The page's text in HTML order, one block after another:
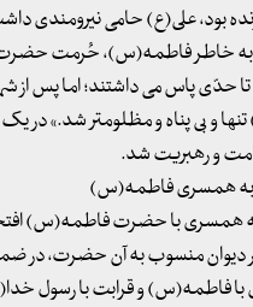
بود، علی(ع) حامی نیرومندی
«به خاطر فاطمه(س)، حُرمت
تا حدّی پاس می داشتند؛ اما پس از
و بی پناه و مظلومتر شد.» در
و رهبریت شد.
به همسری فاطمه(س)
همسری با حضرت فاطمه(س)
دیوان منسوب به آن حضرت، در
فاطمه(س) و قرابت با رسول